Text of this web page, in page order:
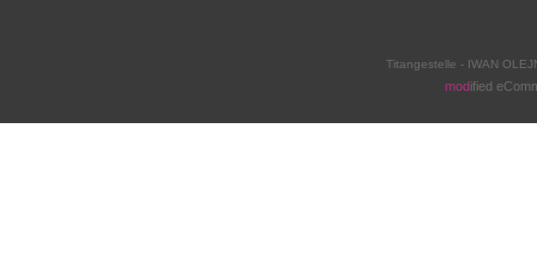
Titangestelle - IWAN
modified